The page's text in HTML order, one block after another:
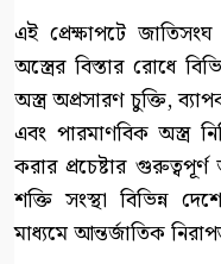
এই প্রেক্ষাপটে
অস্ত্রের বিস্তার রোধে
অস্ত্র অপ্রসারণ চুক্তি,
এবং পারমাণবিক অস্ত্র
করার প্রচেষ্টার
শক্তি সংস্থা বিভিন্ন
মাধ্যমে আন্তর্জাতিক